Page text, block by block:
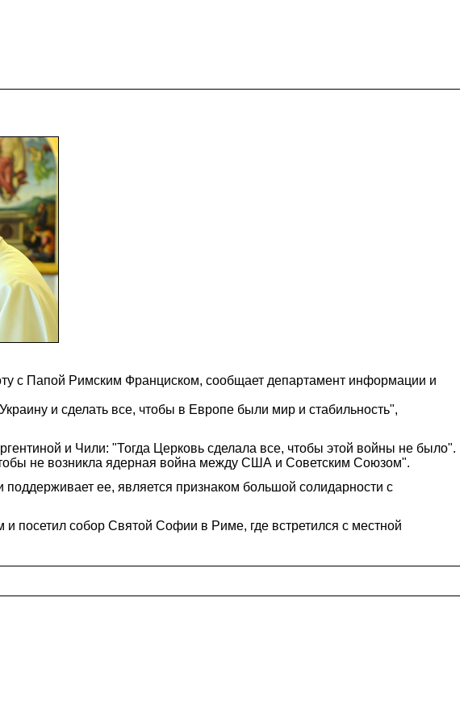
с Папой Римским Франциском, сообщает департамент информации и
и сделать все, чтобы в Европе были мир и стабильность",
и Чили: "Тогда Церковь сделала все, чтобы этой войны не было".
не возникла ядерная война между США и Советским Союзом".
ее, является признаком большой солидарности с
посетил собор Святой Софии в Риме, где встретился с местной